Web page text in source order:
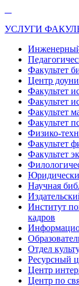
УСЛУГИ
Инженерный
Факультет
Центр
Факультет
Факультет
Факультет
Факультет
Физико-
Факультет
Факультет
Научная
Институт
кадров
Отдел
Ресурсный
Центр
Центр по